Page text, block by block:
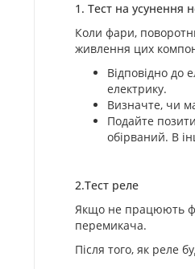
1. Тест на усунення
Коли фари,
живлення цих
Відповідно до
електрику.
Визначте, чи
Подайте
обірваний. В
2.Тест реле
Якщо не працюють
перемикача.
Після того, як реле